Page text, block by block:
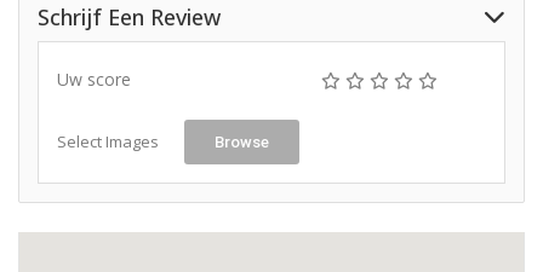
Schrijf Een Review
Uw score
Select Images Browse